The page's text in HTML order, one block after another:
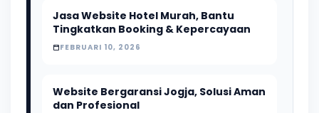
Jasa Website Hotel Murah, Bantu
Tingkatkan Booking & Kepercayaan
FEBRUARI 10, 2026
Website Bergaransi Jogja, Solusi Aman
dan Profesional